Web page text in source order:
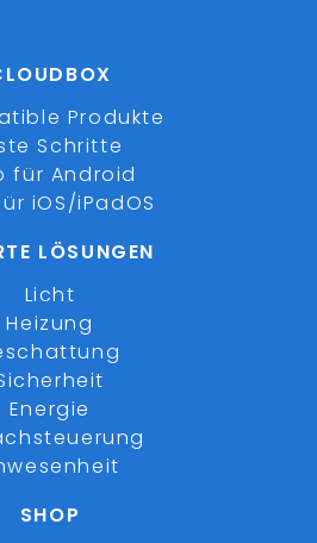
Produkte
Schritte
für Android
iOS/iPadOS
LÖSUNGEN
Licht
Heizung
Energie
SHOP